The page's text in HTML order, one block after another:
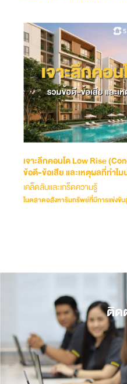
เจาะลึกคอนโด Low Rise
ข้อดี-ข้อเสีย และเหตุผลที่ทำไ
เคล็ดลับและเกร็ดความรู้
ในตลาดอสังหาริมทรัพย์ที่มีการแข่งขั
ติด